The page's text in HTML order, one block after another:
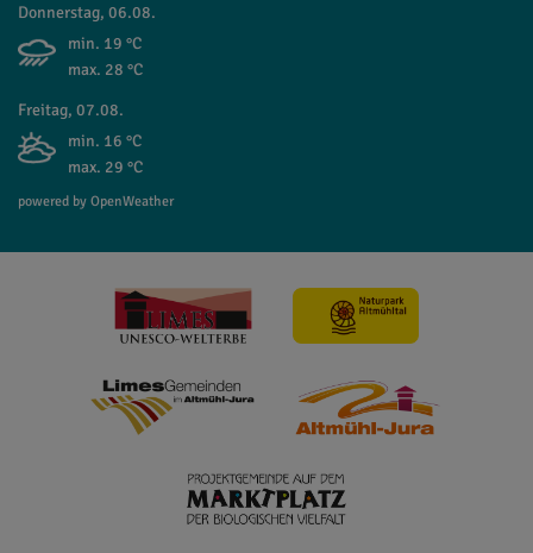
Donnerstag, 06.08.
min. 19 °C
max. 28 °C
Freitag, 07.08.
min. 16 °C
max. 29 °C
powered by OpenWeather